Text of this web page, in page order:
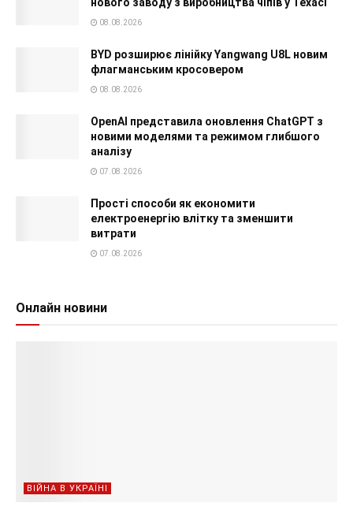
нового заводу з виробництва чіпів у Техасі
08.08.2026
BYD розширює лінійку Yangwang U8L новим
флагманським кросовером
08.08.2026
OpenAI представила оновлення ChatGPT з
новими моделями та режимом глибшого
аналізу
07.08.2026
Прості способи як економити
електроенергію влітку та зменшити
витрати
07.08.2026
Онлайн новини
ВІЙНА В УКРАЇНІ